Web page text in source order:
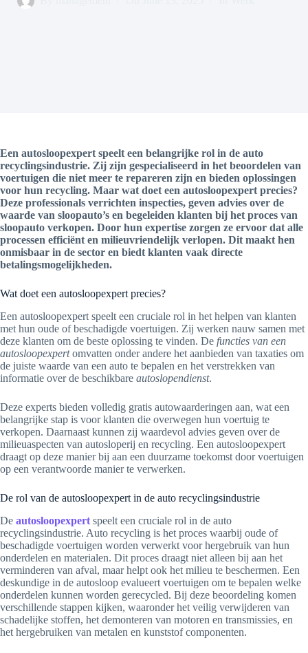
Een autosloopexpert speelt een belangrijke rol in de auto
recyclingsindustrie. Zij zijn gespecialiseerd in het beoordelen van
voertuigen die niet meer te repareren zijn en bieden oplossingen
voor hun recycling. Maar wat doet een autosloopexpert precies?
Deze professionals verrichten inspecties, geven advies over de
waarde van sloopauto’s en begeleiden klanten bij het proces van
sloopauto verkopen. Door hun expertise zorgen ze ervoor dat alle
processen efficiënt en milieuvriendelijk verlopen. Dit maakt hen
onmisbaar in de sector en biedt klanten vaak directe
betalingsmogelijkheden.
Wat doet een autosloopexpert precies?
Een autosloopexpert speelt een cruciale rol in het helpen van klanten
met hun oude of beschadigde voertuigen. Zij werken nauw samen met
deze klanten om de beste oplossing te vinden. De functies van een
autosloopexpertomvatten onder andere het aanbieden van taxaties om
de juiste waarde van een auto te bepalen en het verstrekken van
informatie over de beschikbare autoslopendienst.
Deze experts bieden volledig gratis autowaarderingen aan, wat een
belangrijke stap is voor klanten die overwegen hun voertuig te
verkopen. Daarnaast kunnen zij waardevol advies geven over de
milieuaspecten van autosloperij en recycling. Een autosloopexpert
draagt op deze manier bij aan een duurzame toekomst door voertuigen
op een verantwoorde manier te verwerken.
De rol van de autosloopexpert in de auto recyclingsindustrie
De autosloopexpert speelt een cruciale rol in de auto
recyclingsindustrie. Auto recycling is het proces waarbij oude of
beschadigde voertuigen worden verwerkt voor hergebruik van hun
onderdelen en materialen. Dit proces draagt niet alleen bij aan het
verminderen van afval, maar helpt ook het milieu te beschermen. Een
deskundige in de autosloop evalueert voertuigen om te bepalen welke
onderdelen kunnen worden gerecycled. Bij deze beoordeling komen
verschillende stappen kijken, waaronder het veilig verwijderen van
schadelijke stoffen, het demonteren van motoren en transmissies, en
het hergebruiken van metalen en kunststof componenten.